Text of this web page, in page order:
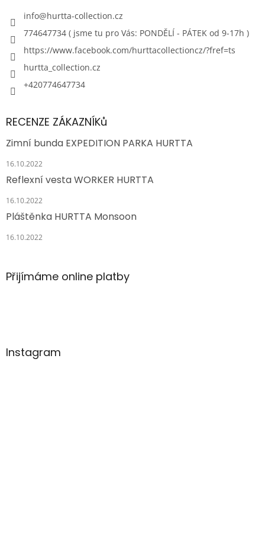
info@hurtta-collection.cz
774647734 ( jsme tu pro Vás: PONDĚLÍ - PÁTEK od 9-17h )
https://www.facebook.com/hurttacollectioncz/?fref=ts
hurtta_collection.cz
+420774647734
RECENZE ZÁKAZNÍKů
Zimní bunda EXPEDITION PARKA HURTTA
16.10.2022
Reflexní vesta WORKER HURTTA
16.10.2022
Pláštěnka HURTTA Monsoon
16.10.2022
Přijímáme online platby
Instagram